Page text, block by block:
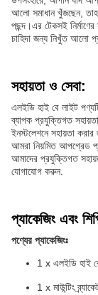
আলো সমাধান খুঁজছেন,
পছন্দ।এর টেকসই
চাহিদা জন্য নিখুঁত আলো
সহায়তা ও সেবা:
এলইডি হাই বে লাইট
ব্যাপক প্রযুক্তিগত
ইনস্টলেশনে সহায়তা
আমরা নিয়মিত আপগ্রেড
আমাদের প্রযুক্তিগত
যোগাযোগ করুন.
প্যাকেজিং এবং
পণ্যের প্যাকেজিংঃ
1 x এলইডি হাই
1 x মাউন্টিং